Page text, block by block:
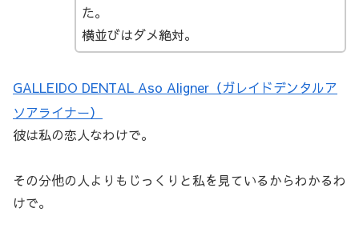
た。
横並びはダメ絶対。
GALLEIDO DENTAL Aso Aligner（ガレイドデンタルア
ソアライナー）
彼は私の恋人なわけで。
その分他の人よりもじっくりと私を見ているからわかるわ
けで。